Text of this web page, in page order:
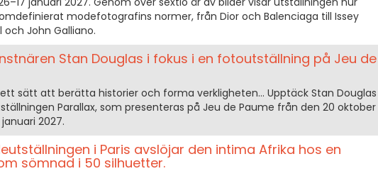
modefotografins normer, från Dior och Balenciaga till Issey
och John Galliano.
Stan Douglas i fokus i en fotoutställning på Jeu de
sätt att berätta historier och forma verkligheten... Upptäck Stan Douglas
Parallax, som presenteras på Jeu de Paume från den 20 oktober
2027.
i Paris avslöjar den intima Afrika hos en
sömnad i 50 silhuetter.